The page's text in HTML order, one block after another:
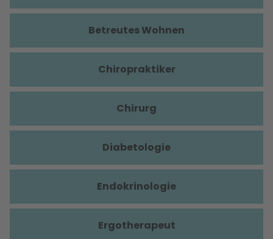
Betreutes Wohnen
Chiropraktiker
Chirurg
Diabetologie
Endokrinologie
Ergotherapeut